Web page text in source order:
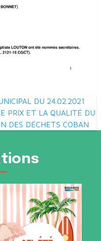
DU 24.02.2021
PRIX ET LA QUALITÉ DU
DES DÉCHETS COBAN